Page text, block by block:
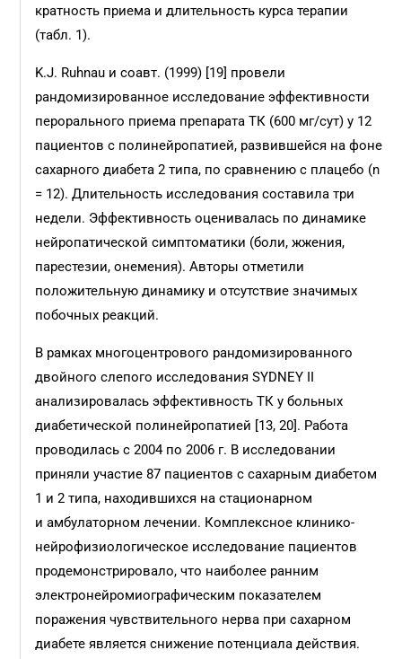
кратность приема и длительность курса терапии
(табл. 1).
K.J. Ruhnau и соавт. (1999) [19] провели
рандомизированное исследование эффективности
перорального приема препарата ТК (600 мг/сут) у 12
пациентов с полинейропатией, развившейся на фоне
сахарного диабета 2 типа, по сравнению с плацебо (n
= 12). Длительность исследования составила три
недели. Эффективность оценивалась по динамике
нейропатической симптоматики (боли, жжения,
парестезии, онемения). Авторы отметили
положительную динамику и отсутствие значимых
побочных реакций.
В рамках многоцентрового рандомизированного
двойного слепого исследования SYDNEY II
анализировалась эффективность ТК у больных
диабетической полинейропатией [13, 20]. Работа
проводилась с 2004 по 2006 г. В исследовании
приняли участие 87 пациентов с сахарным диабетом
1 и 2 типа, находившихся на стационарном
и амбулаторном лечении. Комплексное клинико-
нейрофизиологическое исследование пациентов
продемонстрировало, что наиболее ранним
электронейромиографическим показателем
поражения чувствительного нерва при сахарном
диабете является снижение потенциала действия.